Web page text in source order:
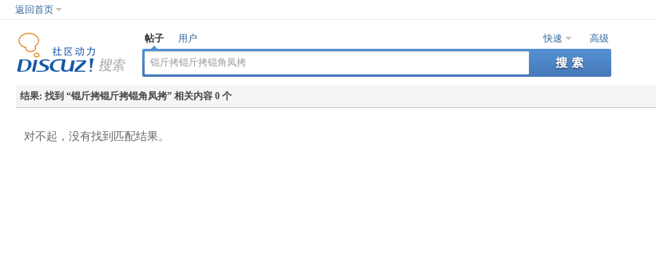
返回首页
快速 高级
帖子 用户
结果: 找到 “锟斤拷锟斤拷锟角凤拷” 相关内容 0 个
对不起，没有找到匹配结果。